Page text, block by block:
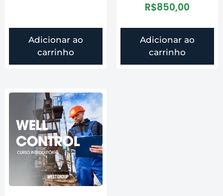
Adicionar ao
carrinho
R$850,00
Adicionar ao
carrinho